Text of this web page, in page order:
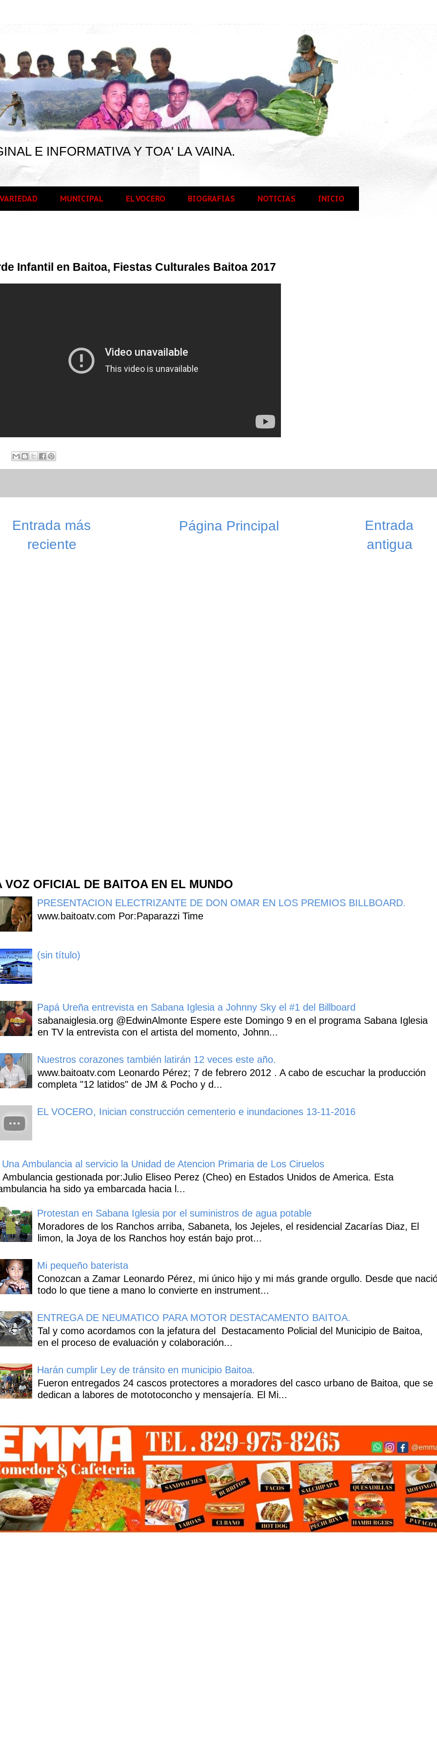
E INFORMATIVA Y TOA' LA VAINA.
VARIEDAD MUNICIPAL EL VOCERO BIOGRAFIAS NOTICIAS INICIO
Infantil en Baitoa, Fiestas Culturales Baitoa 2017
Entrada más
reciente
Entrada
antigua
Página Principal
VOZ OFICIAL DE BAITOA EN EL MUNDO
PRESENTACION ELECTRIZANTE DE DON OMAR EN LOS PREMIOS BILLBOARD.
www.baitoatv.com Por:Paparazzi Time
(sin título)
Papá Ureña entrevista en Sabana Iglesia a Johnny Sky el #1 del Billboard
sabanaiglesia.org @EdwinAlmonte Espere este Domingo 9 en el programa Sabana Iglesia
en TV la entrevista con el artista del momento, Johnn...
Nuestros corazones también latirán 12 veces este año.
www.baitoatv.com Leonardo Pérez; 7 de febrero 2012 . A cabo de escuchar la producción
completa "12 latidos" de JM & Pocho y d...
EL VOCERO, Inician construcción cementerio e inundaciones 13-11-2016
Una Ambulancia al servicio la Unidad de Atencion Primaria de Los Ciruelos
Ambulancia gestionada por:Julio Eliseo Perez (Cheo) en Estados Unidos de America. Esta
ha sido ya embarcada hacia l...
Protestan en Sabana Iglesia por el suministros de agua potable
Moradores de los Ranchos arriba, Sabaneta, los Jejeles, el residencial Zacarías Diaz, El
limon, la Joya de los Ranchos hoy están bajo prot...
Mi pequeño baterista
Conozcan a Zamar Leonardo Pérez, mi único hijo y mi más grande orgullo. Desde que
todo lo que tiene a mano lo convierte en instrument...
ENTREGA DE NEUMATICO PARA MOTOR DESTACAMENTO BAITOA.
Tal y como acordamos con la jefatura del Destacamento Policial del Municipio de Baitoa,
en el proceso de evaluación y colaboración...
Harán cumplir Ley de tránsito en municipio Baitoa.
Fueron entregados 24 cascos protectores a moradores del casco urbano de Baitoa, que se
dedican a labores de mototoconcho y mensajería. El Mi...